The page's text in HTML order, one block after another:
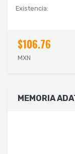
Existencia:
$106.76
MXN